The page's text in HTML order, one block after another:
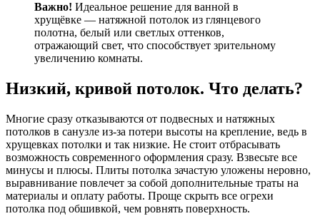
Важно! Идеальное решение для ванной в
хрущёвке — натяжной потолок из глянцевого
полотна, белый или светлых оттенков,
отражающий свет, что способствует зрительному
увеличению комнаты.
Низкий, кривой потолок. Что делать?
Многие сразу отказываются от подвесных и натяжных
потолков в санузле из-за потери высоты на крепление, ведь в
хрущевках потолки и так низкие. Не стоит отбрасывать
возможность современного оформления сразу. Взвесьте все
минусы и плюсы. Плиты потолка зачастую уложены неровно,
выравнивание повлечет за собой дополнительные траты на
материалы и оплату работы. Проще скрыть все огрехи
потолка под обшивкой, чем ровнять поверхность.